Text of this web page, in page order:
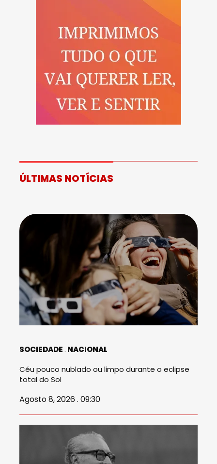
ÚLTIMAS NOTÍCIAS
SOCIEDADE NACIONAL
Céu pouco nublado ou limpo durante o eclipse
total do Sol
Agosto 8, 2026 . 09:30